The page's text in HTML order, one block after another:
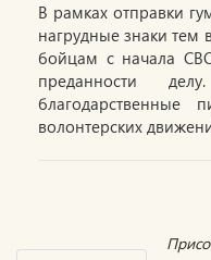
В рамках отправки
нагрудные знаки тем
бойцам с начала
преданности
благодарственные
волонтерских